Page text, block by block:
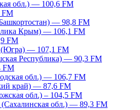
обл.) — 100,6 FM
FM
— 98,8 FM
Крым) — 106,1 FM
FM
— 107,1 FM
Республика) — 90,3 FM
FM
обл.) — 106,7 FM
край) — 87,6 FM
обл.) – 104,5 FM
обл.) — 89,3 FM